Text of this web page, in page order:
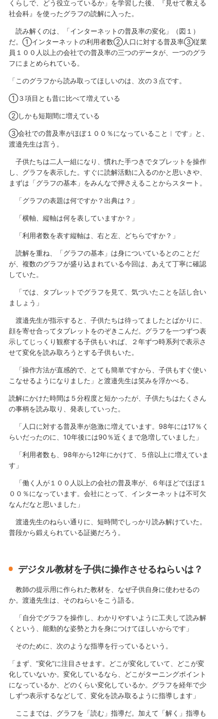
くらしで、どう役立っているか」を学習した後、『見せて教える
社会科』を使ったグラフの読解に入った。
読み解くのは、「インターネットの普及率の変化」（図１）
だ。①インターネットの利用者数②人口に対する普及率③従業
員１００人以上の会社での普及率の三つのデータが、一つのグラ
フにまとめられている。
「このグラフから読み取ってほしいのは、次の３点です。
①３項目とも昔に比べて増えている
②しかも短期間に増えている
③会社での普及率がほぼ１００％になっていること︱です」と、
渡邉先生は言う。
子供たちは二人一組になり、慣れた手つきでタブレットを操作
し、グラフを表示した。すぐに読解活動に入るのかと思いきや、
まずは「グラフの基本」をみんなで押さえることからスタート。
「グラフの表題は何ですか？出典は？」
「横軸、縦軸は何を表していますか？」
「利用者数を表す縦軸は、右と左、どちらですか？」
読解を重ね、「グラフの基本」は身についているとのことだ
が、複数のグラフが盛り込まれている今回は、あえて丁寧に確認
していた。
「では、タブレットでグラフを見て、気づいたことを話し合い
ましょう」
渡邉先生が指示すると、子供たちは待ってましたとばかりに、
顔を寄せ合ってタブレットをのぞきこんだ。グラフを一つずつ表
示してじっくり観察する子供もいれば、２年ずつ時系列で表示さ
せて変化を読み取ろうとする子供もいた。
「操作方法が直感的で、とても簡単ですから、子供もすぐ使い
こなせるようになりました」と渡邉先生は笑みを浮かべる。
読解にかけた時間は５分程度と短かったが、子供たちはたくさん
の事柄を読み取り、発表していった。
「人口に対する普及率が急激に増えています。98年には17％く
らいだったのに、10年後には90％近くまで急増していました」
「利用者数も、98年から12年にかけて、５倍以上に増えていま
す」
「働く人が１００人以上の会社の普及率が、６年ほどでほぼ１
００％になっています。会社にとって、インターネットは不可欠
なんだなと思いました」
渡邉先生のねらい通りに、短時間でしっかり読み解けていた。
普段から鍛えられている証拠だろう。
デジタル教材を子供に操作させるねらいは？
教師の提示用に作られた教材を、なぜ子供自身に使わせるの
か。渡邉先生は、そのねらいをこう語る。
「自分でグラフを操作し、わかりやすいように工夫して読み解
くという、能動的な姿勢と力を身につけてほしいからです」
そのために、次のような指導を行っているという。
「まず、”変化”に注目させます。どこが変化していて、どこが変
化していないか。変化しているなら、どこがターニングポイント
になっているか、どのくらい変化しているか。グラフを経年で少
しずつ表示するなどして、変化を読み取るように指導します」
ここまでは、グラフを「読む」指導だ。加えて「解く」指導も